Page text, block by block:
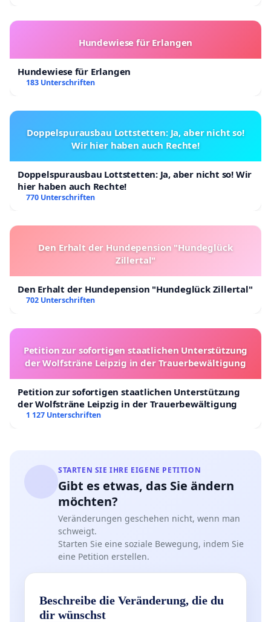
Hundewiese für Erlangen
Hundewiese für Erlangen
183 Unterschriften
Doppelspurausbau Lottstetten: Ja, aber nicht so!
Wir hier haben auch Rechte!
Doppelspurausbau Lottstetten: Ja, aber nicht so! Wir
hier haben auch Rechte!
770 Unterschriften
Den Erhalt der Hundepension "Hundeglück
Zillertal"
Den Erhalt der Hundepension "Hundeglück Zillertal"
702 Unterschriften
Petition zur sofortigen staatlichen Unterstützung
der Wolfsträne Leipzig in der Trauerbewältigung
Petition zur sofortigen staatlichen Unterstützung
der Wolfsträne Leipzig in der Trauerbewältigung
1 127 Unterschriften
STARTEN SIE IHRE EIGENE PETITION
Gibt es etwas, das Sie ändern
möchten?
Veränderungen geschehen nicht, wenn man
schweigt.
Starten Sie eine soziale Bewegung, indem Sie
eine Petition erstellen.
Beschreibe die Veränderung, die du
dir wünschst